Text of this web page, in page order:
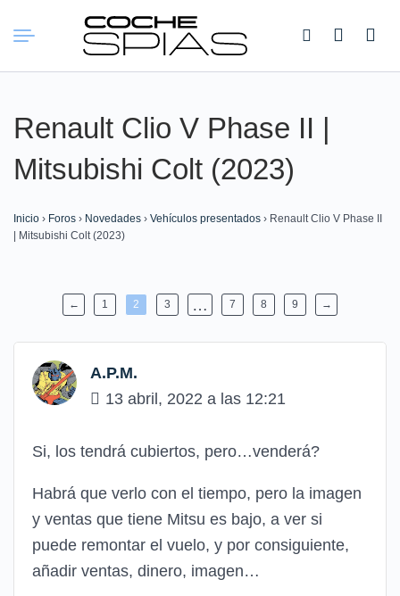
Buscar:
Renault Clio V Phase II |
Mitsubishi Colt (2023)
Inicio › Foros › Novedades › Vehículos presentados › Renault Clio V Phase II
| Mitsubishi Colt (2023)
← 1 2 3 … 7 8 9 →
A.P.M.
13 abril, 2022 a las 12:21
Si, los tendrá cubiertos, pero…venderá?
Habrá que verlo con el tiempo, pero la imagen
y ventas que tiene Mitsu es bajo, a ver si
puede remontar el vuelo, y por consiguiente,
añadir ventas, dinero, imagen…